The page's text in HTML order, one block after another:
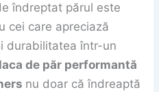
îndreptat părul este
cei care apreciază
durabilitatea într-un
de păr performantă
nu doar că îndreaptă